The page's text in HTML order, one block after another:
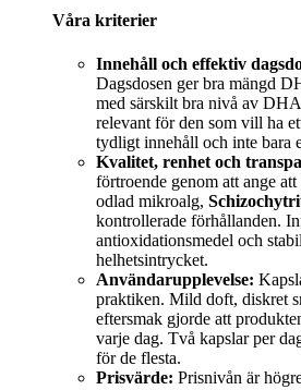
Våra kriterier
Innehåll och effektiv
Dagsdosen ger bra mängd
med särskilt bra nivå av
relevant för den som vill ha
tydligt innehåll och inte bara
Kvalitet, renhet och
förtroende genom att ange
odlad mikroalg,
kontrollerade förhållanden.
antioxidationsmedel och
helhetsintrycket.
Användarupplevelse:
praktiken. Mild doft, diskret
eftersmak gjorde att
varje dag. Två kapslar per
för de flesta.
Prisvärde: Prisnivån är